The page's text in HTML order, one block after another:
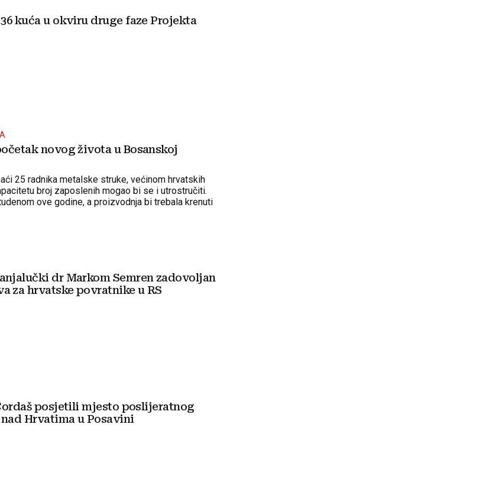
kuća u okviru druge faze Projekta
novog života u Bosanskoj
25 radnika metalske struke, većinom hrvatskih
broj zaposlenih mogao bi se i utrostručiti.
ove godine, a proizvodnja bi trebala krenuti
dr Markom Semren zadovoljan
za hrvatske povratnike u RS
posjetili mjesto poslijeratnog
Hrvatima u Posavini